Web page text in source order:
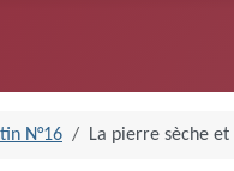
N°16 La pierre sèche